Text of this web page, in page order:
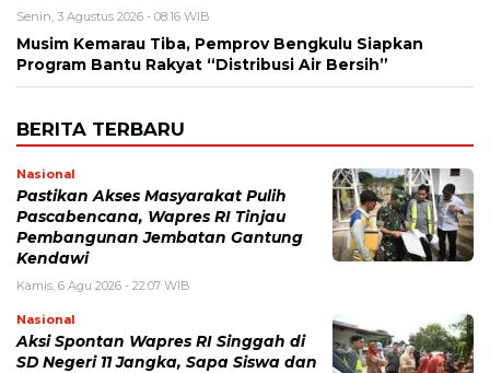
Senin, 3 Agustus 2026 - 08:16 WIB
Musim Kemarau Tiba, Pemprov Bengkulu Siapkan
Program Bantu Rakyat “Distribusi Air Bersih”
BERITA TERBARU
Nasional
Pastikan Akses Masyarakat Pulih
Pascabencana, Wapres RI Tinjau
Pembangunan Jembatan Gantung
Kendawi
Kamis, 6 Agu 2026 - 22:07 WIB
Nasional
Aksi Spontan Wapres RI Singgah di
SD Negeri 11 Jangka, Sapa Siswa dan